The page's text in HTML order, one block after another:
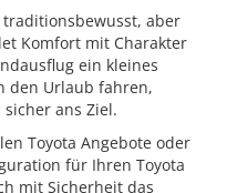
traditionsbewusst, aber
Komfort mit Charakter
ein kleines
den Urlaub fahren,
ans Ziel.
Toyota Angebote oder
für Ihren Toyota
mit Sicherheit das